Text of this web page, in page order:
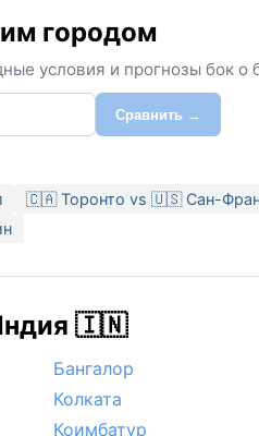
городом
условия и прогнозы бок о
Сравнить →
🇨🇦 Торонто vs 🇺🇸 Сан-
🇮🇳
Бангалор
Колката
Коимбатур